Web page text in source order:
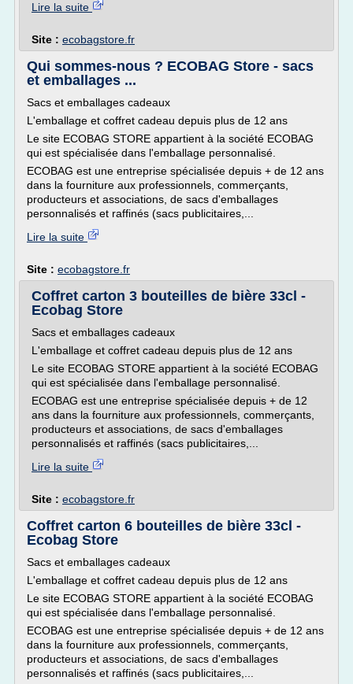
Lire la suite
Site : ecobagstore.fr
Qui sommes-nous ? ECOBAG Store - sacs
et emballages ...
Sacs et emballages cadeaux
L'emballage et coffret cadeau depuis plus de 12 ans
Le site ECOBAG STORE appartient à la société ECOBAG
qui est spécialisée dans l'emballage personnalisé.
ECOBAG est une entreprise spécialisée depuis + de 12 ans
dans la fourniture aux professionnels, commerçants,
producteurs et associations, de sacs d'emballages
personnalisés et raffinés (sacs publicitaires,...
Lire la suite
Site : ecobagstore.fr
Coffret carton 3 bouteilles de bière 33cl -
Ecobag Store
Sacs et emballages cadeaux
L'emballage et coffret cadeau depuis plus de 12 ans
Le site ECOBAG STORE appartient à la société ECOBAG
qui est spécialisée dans l'emballage personnalisé.
ECOBAG est une entreprise spécialisée depuis + de 12
ans dans la fourniture aux professionnels, commerçants,
producteurs et associations, de sacs d'emballages
personnalisés et raffinés (sacs publicitaires,...
Lire la suite
Site : ecobagstore.fr
Coffret carton 6 bouteilles de bière 33cl -
Ecobag Store
Sacs et emballages cadeaux
L'emballage et coffret cadeau depuis plus de 12 ans
Le site ECOBAG STORE appartient à la société ECOBAG
qui est spécialisée dans l'emballage personnalisé.
ECOBAG est une entreprise spécialisée depuis + de 12 ans
dans la fourniture aux professionnels, commerçants,
producteurs et associations, de sacs d'emballages
personnalisés et raffinés (sacs publicitaires,...